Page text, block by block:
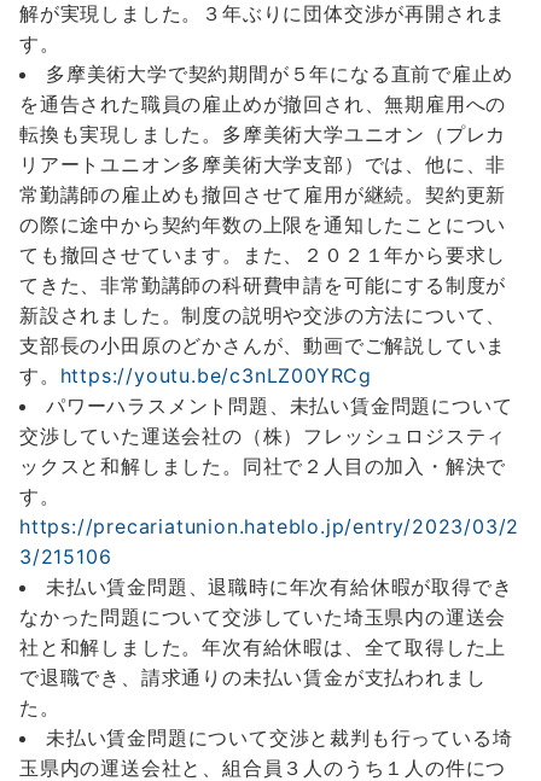
解が実現しました。３年ぶりに団体交渉が再開されま
す。
多摩美術大学で契約期間が５年になる直前で雇止め
を通告された職員の雇止めが撤回され、無期雇用への
転換も実現しました。多摩美術大学ユニオン（プレカ
リアートユニオン多摩美術大学支部）では、他に、非
常勤講師の雇止めも撤回させて雇用が継続。契約更新
の際に途中から契約年数の上限を通知したことについ
ても撤回させています。また、２０２１年から要求し
てきた、非常勤講師の科研費申請を可能にする制度が
新設されました。制度の説明や交渉の方法について、
支部長の小田原のどかさんが、動画でご解説していま
す。 https://youtu.be/c3nLZ00YRCg
パワーハラスメント問題、未払い賃金問題について
交渉していた運送会社の（株）フレッシュロジスティ
ックスと和解しました。同社で２人目の加入・解決で
す。
https://precariatunion.hateblo.jp/entry/2023/03/2
3/215106
未払い賃金問題、退職時に年次有給休暇が取得でき
なかった問題について交渉していた埼玉県内の運送会
社と和解しました。年次有給休暇は、全て取得した上
で退職でき、請求通りの未払い賃金が支払われまし
た。
未払い賃金問題について交渉と裁判も行っている埼
玉県内の運送会社と、組合員３人のうち１人の件につ